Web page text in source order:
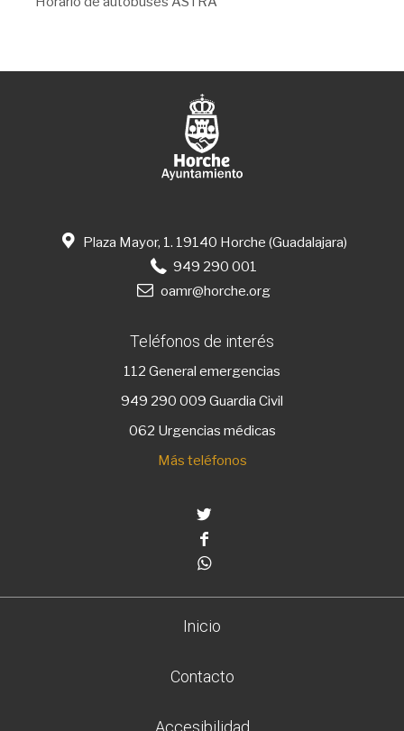
Plaza Mayor, 1. 19140 Horche (Guadalajara)
949 290 001
oamr@horche.org
Teléfonos de interés
112 General emergencias
949 290 009 Guardia Civil
062 Urgencias médicas
Más teléfonos
Inicio
Contacto